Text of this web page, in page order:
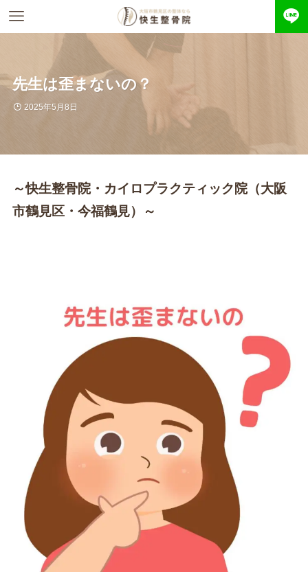
先生は歪まないの？
2025年5月8日
～快生整骨院・カイロプラクティック院（大阪
市鶴見区・今福鶴見）～